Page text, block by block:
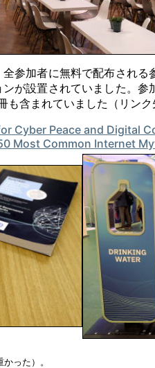
参加者に無料で配布され
が設置されていました。
含まれていました（リンク
Cyber Peace and Digital
Most Common Internet
った）。